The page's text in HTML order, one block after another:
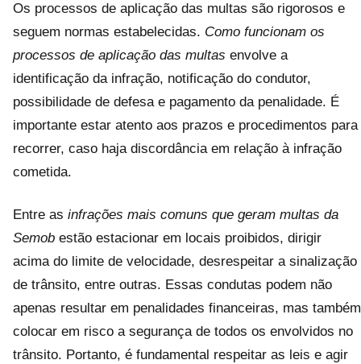
Os processos de aplicação das multas são rigorosos e
seguem normas estabelecidas. Como funcionam os
processos de aplicação das multas envolve a
identificação da infração, notificação do condutor,
possibilidade de defesa e pagamento da penalidade. É
importante estar atento aos prazos e procedimentos para
recorrer, caso haja discordância em relação à infração
cometida.
Entre as infrações mais comuns que geram multas da
Semob estão estacionar em locais proibidos, dirigir
acima do limite de velocidade, desrespeitar a sinalização
de trânsito, entre outras. Essas condutas podem não
apenas resultar em penalidades financeiras, mas também
colocar em risco a segurança de todos os envolvidos no
trânsito. Portanto, é fundamental respeitar as leis e agir